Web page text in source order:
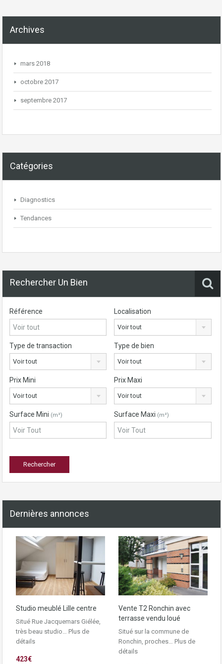
Archives
mars 2018
octobre 2017
septembre 2017
Catégories
Diagnostics
Tendances
Rechercher Un Bien
Référence Localisation
Voir tout
Type de transaction
Voir tout
Type de bien
Voir tout
Prix Mini
Voir tout
Prix Maxi
Voir tout
Surface Mini (m²) Surface Maxi (m²)
Dernières annonces
Studio meublé Lille centre
Situé Rue Jacquemars Giélée,
très beau studio… Plus de
détails
423€
Vente T2 Ronchin avec
terrasse vendu loué
Situé sur la commune de
Ronchin, proches… Plus de
détails